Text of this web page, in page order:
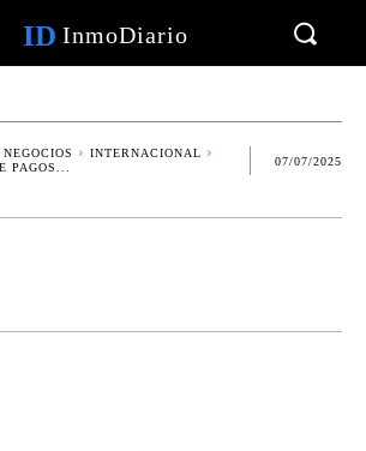
ID InmoDiario
INTERNACIONAL
PAGOS...
07/07/2025